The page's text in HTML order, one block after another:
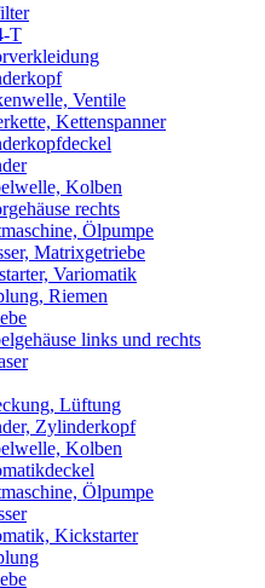
T
Ventile
Kettenspanner
Kolben
rechts
Ölpumpe
Matrixgetriebe
Variomatik
Riemen
links und rechts
Lüftung
Zylinderkopf
Kolben
Ölpumpe
Kickstarter